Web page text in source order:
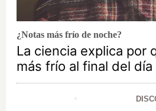
¿Notas más frío de noche?
La ciencia explica por
más frío al final del día